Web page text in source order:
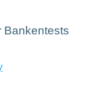
Bankentests